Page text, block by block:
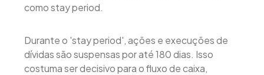
como stay period.
Durante o 'stay period', ações e execuções de
dívidas são suspensas por até 180 dias. Isso
costuma ser decisivo para o fluxo de caixa,